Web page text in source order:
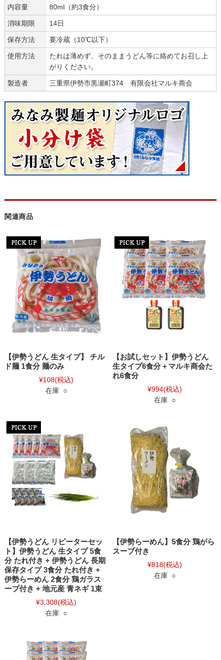
内容量 80ml（約3食分）
消味期限 14日
保存方法 要冷蔵（10℃以下）
使用方法
たれは薄めず、そのままうどん等に絡めてお召し上
がりください。
製造者 三重県伊勢市黒瀬町374 有限会社マルキ商会
関連商品
【伊勢うどん 生タイプ】 チル
ド麺 1食分 麺のみ
¥108(税込)
在庫 ○
【お試しセット】伊勢うどん
生タイプ6食分＋マルキ商会た
れ6食分
¥994(税込)
在庫 ○
【伊勢うどん リピーターセッ
ト】伊勢うどん 生タイプ 5食
分 たれ付き + 伊勢うどん 長期
保存タイプ 3食分 たれ付き +
伊勢らーめん 2食分 鶏ガラス
ープ付き + 地元産 青ネギ 1束
¥3,308(税込)
在庫 ○
【伊勢らーめん】5食分 鶏がら
スープ付き
¥818(税込)
在庫 ○